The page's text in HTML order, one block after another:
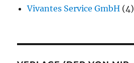
Vivantes Service GmbH (4)